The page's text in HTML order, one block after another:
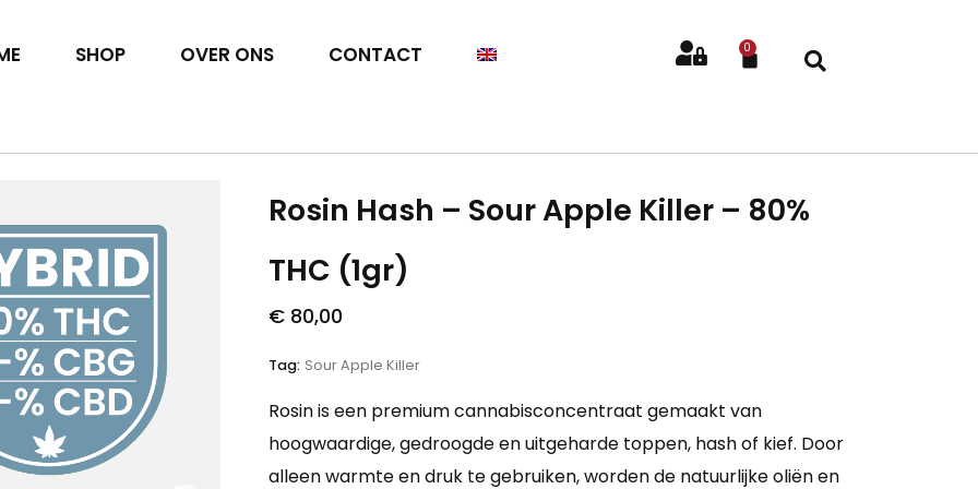
SHOP OVER ONS CONTACT 0
Rosin Hash – Sour Apple Killer – 80%
THC (1gr)
€ 80,00
Tag: Sour Apple Killer
Rosin is een premium cannabisconcentraat gemaakt van
hoogwaardige, gedroogde en uitgeharde toppen, hash of kief. Door
alleen warmte en druk te gebruiken, worden de natuurlijke oliën en